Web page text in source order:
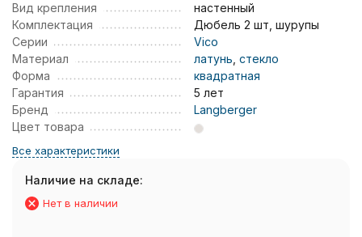
Вид крепления
настенный
Комплектация
Дюбель 2 шт, шурупы
Серии
Vico
Материал
латунь стекло
Форма
квадратная
Гарантия
5 лет
Бренд
Langberger
Цвет товара
Все характеристики
Наличие на складе:
Нет в наличии